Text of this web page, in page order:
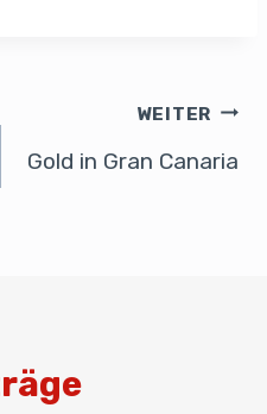
WEITER
Gold in Gran Canaria